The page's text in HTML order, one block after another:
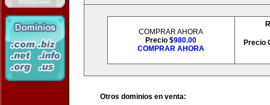
COMPRAR AHORA
Precio $980.00
COMPRAR AHORA
Precio
Otros dominios en venta: